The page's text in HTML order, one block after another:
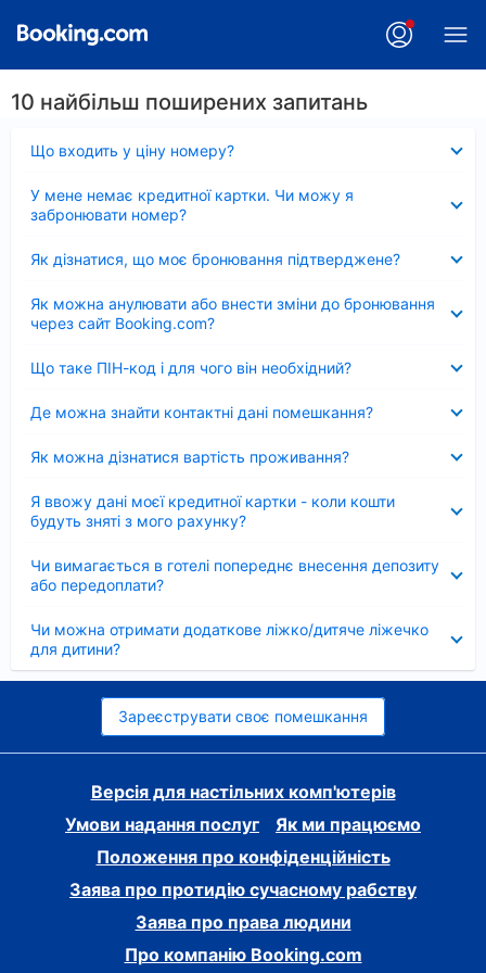
10 найбільш поширених запитань
Що входить у ціну номеру?
У мене немає кредитної картки. Чи можу я
забронювати номер?
Як дізнатися, що моє бронювання підтверджене?
Як можна анулювати або внести зміни до бронювання
через сайт Booking.com?
Що таке ПІН-код і для чого він необхідний?
Де можна знайти контактні дані помешкання?
Як можна дізнатися вартість проживання?
Я ввожу дані моєї кредитної картки - коли кошти
будуть зняті з мого рахунку?
Чи вимагається в готелі попереднє внесення депозиту
або передоплати?
Чи можна отримати додаткове ліжко/дитяче ліжечко
для дитини?
Зареєструвати своє помешкання
Версія для настільних комп'ютерів
Умови надання послуг
Як ми працюємо
Положення про конфіденційність
Заява про протидію сучасному рабству
Заява про права людини
Про компанію Booking.com